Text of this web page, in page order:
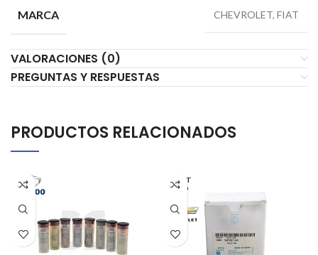
MARCA CHEVROLET, FIAT
VALORACIONES (0)
PREGUNTAS Y RESPUESTAS
PRODUCTOS RELACIONADOS
AGOT
ADO